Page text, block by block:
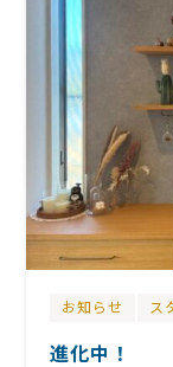
お知らせ ス
進化中！